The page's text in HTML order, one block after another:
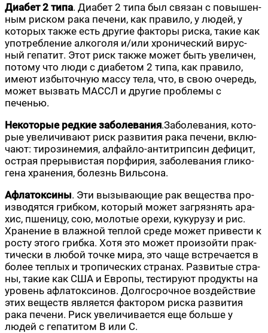
Диа­бет 2 типа. Диа­бет 2 типа был свя­зан с повы­шен­
ным риском рака пече­ни, как пра­ви­ло, у людей, у
кото­рых так­же есть дру­гие фак­то­ры рис­ка, такие как
упо­треб­ле­ние алко­го­ля и/или хро­ни­че­ский вирус­
ный гепа­тит. Этот риск так­же может быть уве­ли­чен,
пото­му что люди с диа­бе­том 2 типа, как пра­ви­ло,
име­ют избы­точ­ную мас­су тела, что, в свою оче­редь,
может вызвать МАССЛ и дру­гие про­бле­мы с
печенью.
Неко­то­рые ред­кие забо­ле­ва­ния.Забо­ле­ва­ния, кото­
рые уве­ли­чи­ва­ют риск раз­ви­тия рака пече­ни, вклю­
ча­ют: тиро­зи­не­мия, алфай­ло-антит­рип­син дефи­цит,
ост­рая пре­ры­ви­стая пор­фи­рия, забо­ле­ва­ния гли­ко­
ге­на хра­не­ния, болезнь Вильсона.
Афла­ток­си­ны. Эти вызы­ва­ю­щие рак веще­ства про­
из­во­дят­ся гриб­ком, кото­рый может загряз­нять ара­
хис, пше­ни­цу, сою, моло­тые оре­хи, куку­ру­зу и рис.
Хра­не­ние в влаж­ной теп­лой сре­де может при­ве­сти к
росту это­го гриб­ка. Хотя это может про­изой­ти прак­
ти­че­ски в любой точ­ке мира, это чаще встре­ча­ет­ся в
более теп­лых и тро­пи­че­ских стра­нах. Раз­ви­тые стра­
ны, такие как США и Евро­пы, тести­ру­ют про­дук­ты на
уро­вень афла­ток­си­нов. Дол­го­сроч­ное воз­дей­ствие
этих веществ явля­ет­ся фак­то­ром рис­ка раз­ви­тия
рака пече­ни. Риск уве­ли­чи­ва­ет­ся еще боль­ше у
людей с гепа­ти­том В или С.